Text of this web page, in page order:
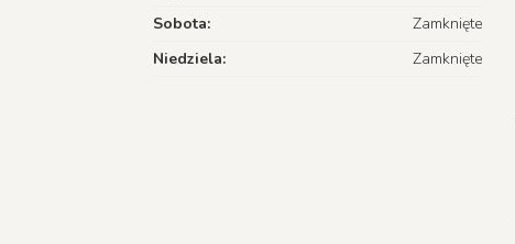
Sobota:
Zamknięte
Niedziela:
Zamknięte